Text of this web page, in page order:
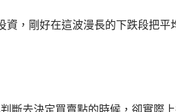
，剛好在這波漫長的下跌段把平